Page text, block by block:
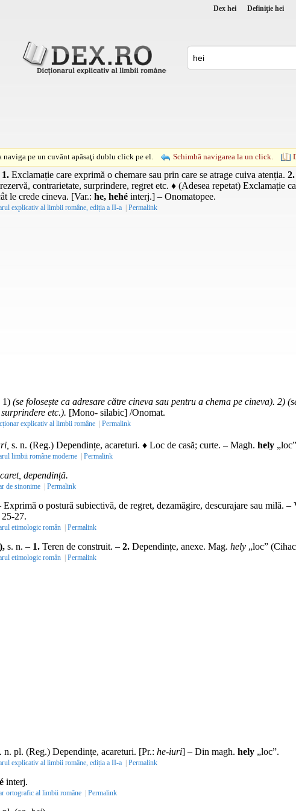
Dex hei Definiţie hei
naviga pe un cuvânt apăsaţi dublu click pe el. Schimbă navigarea la un click.
1. Exclamație care exprimă o chemare sau prin care se atrage cuiva atenția. 2.
contrarietate, surprindere, regret etc. ♦ (Adesea repetat) Exclamație
le crede cineva. [Var.: he, hehé interj.] – Onomatopee.
explicativ al limbii române, ediția a II-a | Permalink
1) (se folosește ca adresare către cineva sau pentru a chema pe cineva). 2)
etc.). [Mono- silabic] /Onomat.
explicativ al limbii române | Permalink
s. n. (Reg.) Dependințe, acareturi. ♦ Loc de casă; curte. – Magh. hely
limbii române moderne | Permalink
dependință.
de sinonime | Permalink
Exprimă o postură subiectivă, de regret, dezamăgire, descurajare sau milă. –
25-27.
etimologic român | Permalink
s. n. – 1. Teren de construit. – 2. Dependințe, anexe. Mag. hely „loc”
etimologic român | Permalink
n. pl. (Reg.) Dependințe, acareturi. [Pr.: he-iuri] – Din magh. hely „loc”.
explicativ al limbii române, ediția a II-a | Permalink
interj.
ortografic al limbii române | Permalink